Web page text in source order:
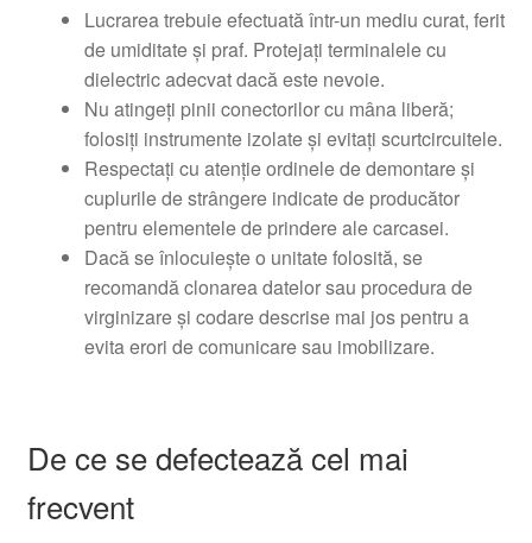
Lucrarea trebuie efectuată într-un mediu curat, ferit
de umiditate și praf. Protejați terminalele cu
dielectric adecvat dacă este nevoie.
Nu atingeți pinii conectorilor cu mâna liberă;
folosiți instrumente izolate și evitați scurtcircuitele.
Respectați cu atenție ordinele de demontare și
cuplurile de strângere indicate de producător
pentru elementele de prindere ale carcasei.
Dacă se înlocuiește o unitate folosită, se
recomandă clonarea datelor sau procedura de
virginizare și codare descrise mai jos pentru a
evita erori de comunicare sau imobilizare.
De ce se defectează cel mai
frecvent